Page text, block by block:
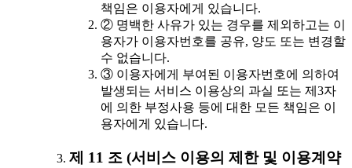
책임은 이용자에게 있습니다.
② 명백한 사유가 있는 경우를 제외하고는 이
용자가 이용자번호를 공유, 양도 또는 변경할
수 없습니다.
③ 이용자에게 부여된 이용자번호에 의하여
발생되는 서비스 이용상의 과실 또는 제3자
에 의한 부정사용 등에 대한 모든 책임은 이
용자에게 있습니다.
제 11 조 (서비스 이용의 제한 및 이용계약